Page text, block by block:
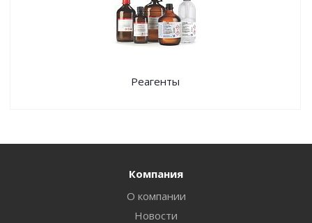
Реагенты
Компания
О компании
Новости